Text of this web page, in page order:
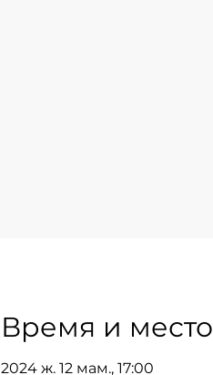
Время и место
2024 ж. 12 мам., 17:00